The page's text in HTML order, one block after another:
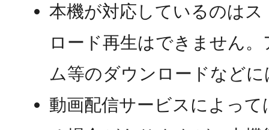
本機が対応しているのは
ロード再生はできません
ム等のダウンロードなど
動画配信サービスによっ